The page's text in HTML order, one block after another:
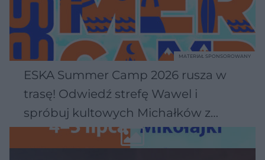
ESKA Summer Camp 2026 rusza w
trasę! Odwiedź strefę Wawel i
spróbuj kultowych Michałków z
Wawelu
MATERIAŁ SPONSOROWANY